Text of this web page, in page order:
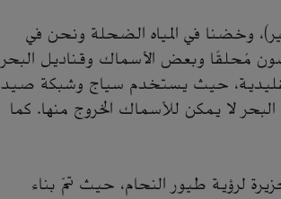
وخضنا في المياه الضحلة ونحن في
مُحلقًا وبعض الأسماك وقناديل البحر
حيث يستخدم سياج وشبكة صيد
لا يمكن للأسماك الخروج منها. كما
لرؤية طيور النحام، حيث تمّ بناء